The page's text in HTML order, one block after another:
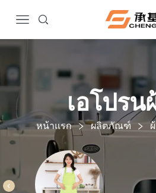
เอโปรน
หน้าแรก ผลิตภัณฑ์